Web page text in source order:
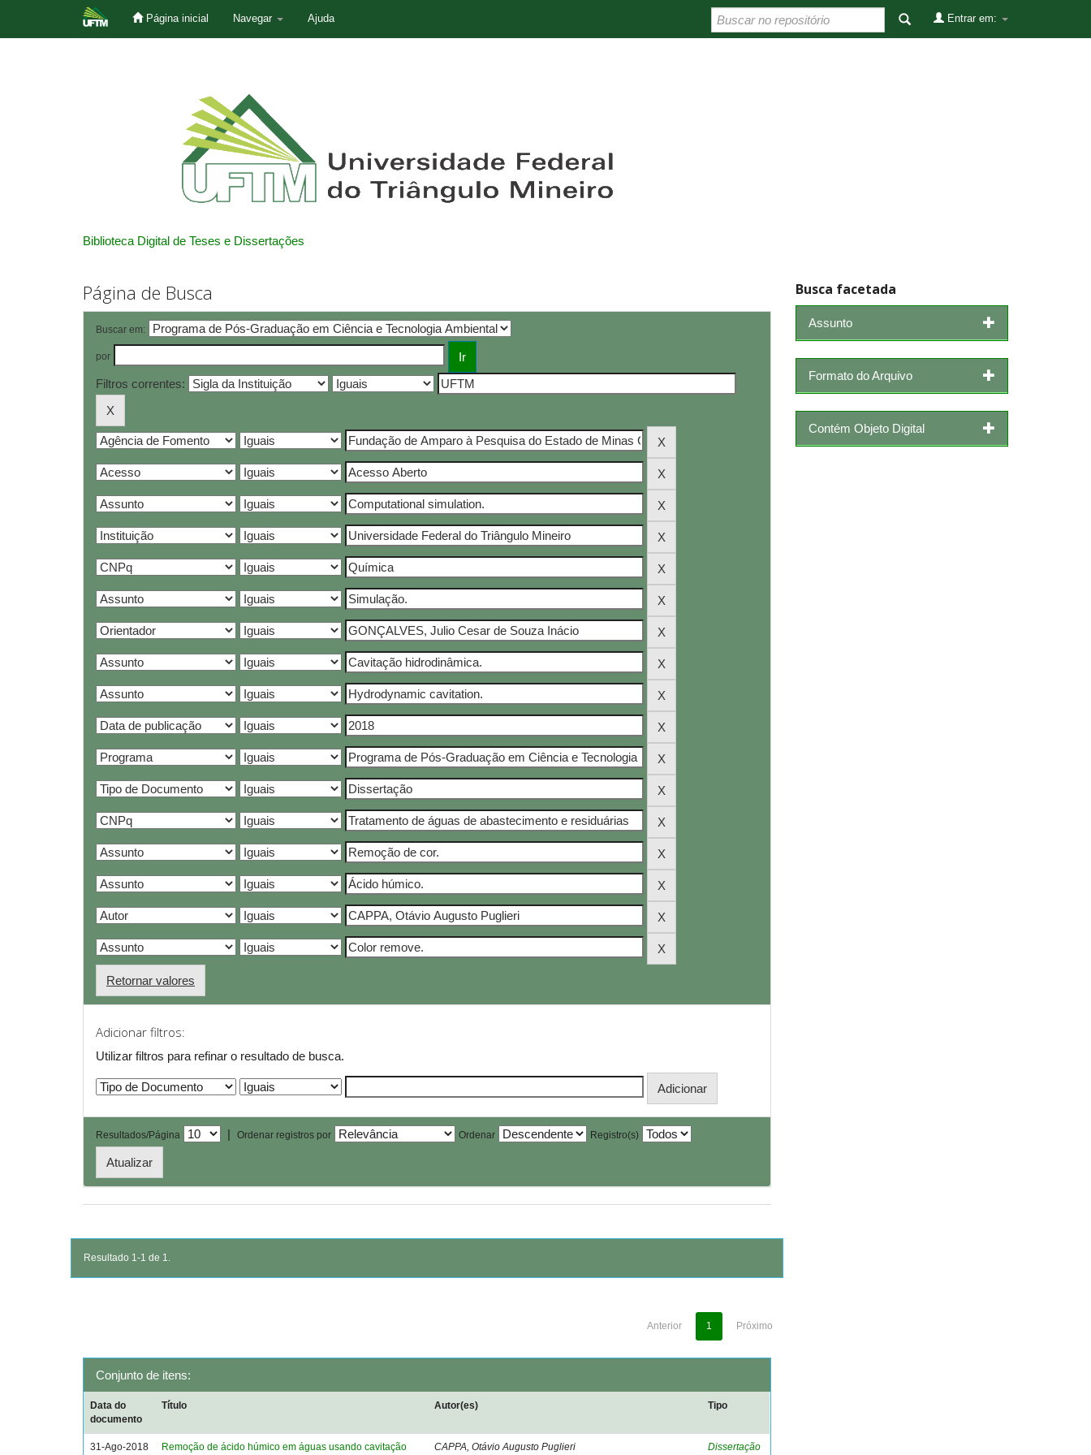
Página inicial Navegar Ajuda Entrar em:
Biblioteca Digital de Teses e Dissertações
Página de Busca
Buscar em:
por
Filtros correntes:
Retornar valores
Adicionar filtros:
Utilizar filtros para refinar o resultado de busca.
Resultados/Página | Ordenar registros por Ordenar Registro(s)
Resultado 1-1 de 1.
Anterior 1 Próximo
Conjunto de itens:
Data do
documento
Título Autor(es) Tipo
31-Ago-2018 Remoção de ácido húmico em águas usando cavitação CAPPA, Otávio Augusto Puglieri Dissertação
Busca facetada
Assunto
Formato do Arquivo
Contém Objeto Digital